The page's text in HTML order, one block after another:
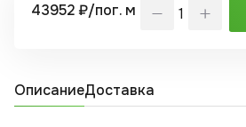
43952 ₽/пог. м
ОписаниеДоставка